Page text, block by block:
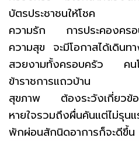
บัตรประชาชนให้โชค
ความรัก การประคองครอ
ความสุข จะมีโอกาสได้เดินท
สวยงามทั้งครอบครัว คน
ข้าราชการแถวบ้าน
สุขภาพ ต้องระวังเกี่ยวข้อ
หายใจรวมถึงผื่นคันแต่ไม่รุน
พักผ่อนสักนิดอาการก็จะดีขึ้น